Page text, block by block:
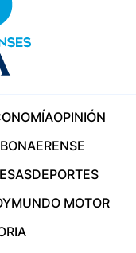
OPINIÓN
DEPORTES
MUNDO MOTOR